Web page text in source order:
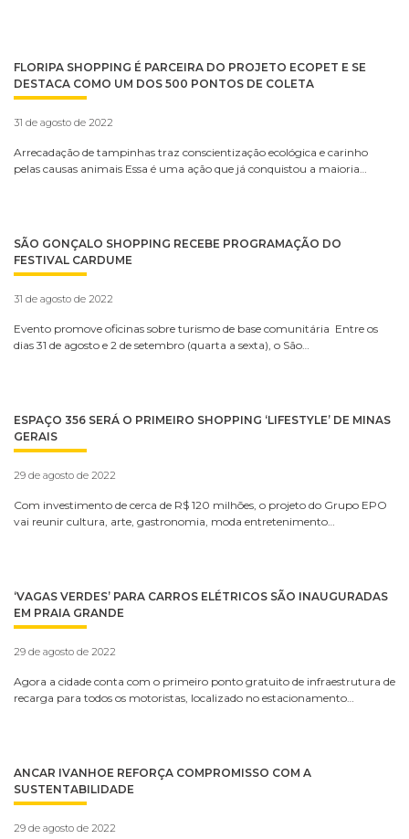
FLORIPA SHOPPING É PARCEIRA DO PROJETO ECOPET E SE
DESTACA COMO UM DOS 500 PONTOS DE COLETA
31 de agosto de 2022
Arrecadação de tampinhas traz conscientização ecológica e carinho
pelas causas animais Essa é uma ação que já conquistou a maioria…
SÃO GONÇALO SHOPPING RECEBE PROGRAMAÇÃO DO
FESTIVAL CARDUME
31 de agosto de 2022
Evento promove oficinas sobre turismo de base comunitária Entre os
dias 31 de agosto e 2 de setembro (quarta a sexta), o São…
ESPAÇO 356 SERÁ O PRIMEIRO SHOPPING ‘LIFESTYLE’ DE MINAS
GERAIS
29 de agosto de 2022
Com investimento de cerca de R$ 120 milhões, o projeto do Grupo EPO
vai reunir cultura, arte, gastronomia, moda entretenimento…
‘VAGAS VERDES’ PARA CARROS ELÉTRICOS SÃO INAUGURADAS
EM PRAIA GRANDE
29 de agosto de 2022
Agora a cidade conta com o primeiro ponto gratuito de infraestrutura de
recarga para todos os motoristas, localizado no estacionamento…
ANCAR IVANHOE REFORÇA COMPROMISSO COM A
SUSTENTABILIDADE
29 de agosto de 2022